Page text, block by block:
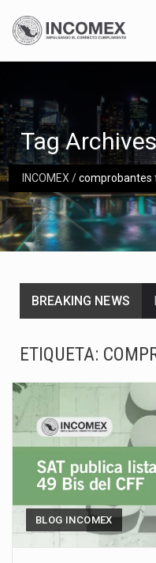
INCOMEX/comprobantes
Tag Archives
BREAKING NEWS
ETIQUETA:
BLOG INCOMEX